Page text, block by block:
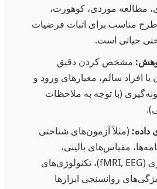
مطالعه موردی، کوهورت،
مناسب برای اثبات فرضیات
حیاتی است.
مشخص کردن دقیق
یا افراد سالم، معیارهای ورود و
(با توجه به ملاحظات
داده: (مثلاً آزمون‌های شناختی
مقیاس‌های بالینی،
تصویربرداری مغزی (fMRI, EEG)، تکنولوژی‌های
روانسنجی ابزارها